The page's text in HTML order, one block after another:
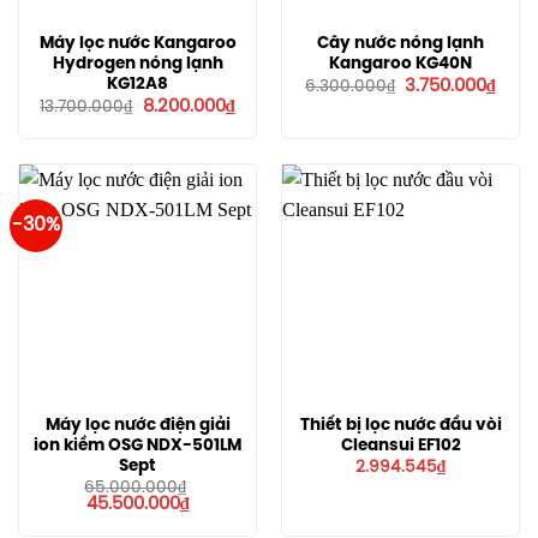
Máy lọc nước Kangaroo
Hydrogen nóng lạnh
KG12A8
13.700.000₫
Giá
8.200.000₫Giá
8.200.000₫.
Cây nước nóng lạnh
Kangaroo KG40N
6.300.000₫ Giá
3.750.000₫Giá
-30%
Máy lọc nước điện giải
ion kiềm OSG NDX-501LM
Sept
65.000.000₫
Giá
45.500.000₫Giá
Thiết bị lọc nước đầu vòi
Cleansui EF102
2.994.545₫